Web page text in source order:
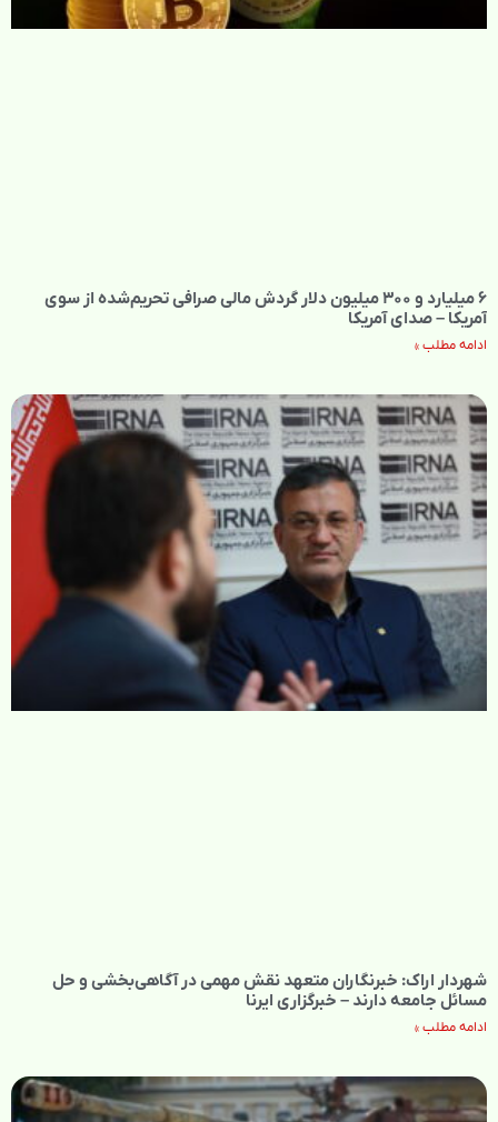
۶ میلیارد و ۳۰۰ میلیون دلار گردش مالی صرافی تحریم‌شده از سوی
آمریکا – صدای آمریکا
ادامه مطلب »
شهردار اراک: خبرنگاران متعهد نقش مهمی در آگاهی‌بخشی و حل
مسائل جامعه دارند – خبرگزاری ایرنا
ادامه مطلب »